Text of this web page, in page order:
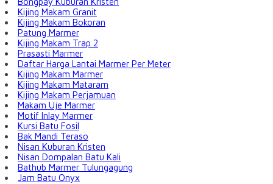
Kijing Makam Granit
Kijing Makam Bokoran
Patung Marmer
Kijing Makam Trap 2
Prasasti Marmer
Daftar Harga Lantai Marmer Per Meter
Kijing Makam Marmer
Kijing Makam Mataram
Kijing Makam Perjamuan
Makam Uje Marmer
Motif Inlay Marmer
Kursi Batu Fosil
Bak Mandi Teraso
Nisan Kuburan Kristen
Nisan Dompalan Batu Kali
Bathub Marmer Tulungagung
Jam Batu Onyx